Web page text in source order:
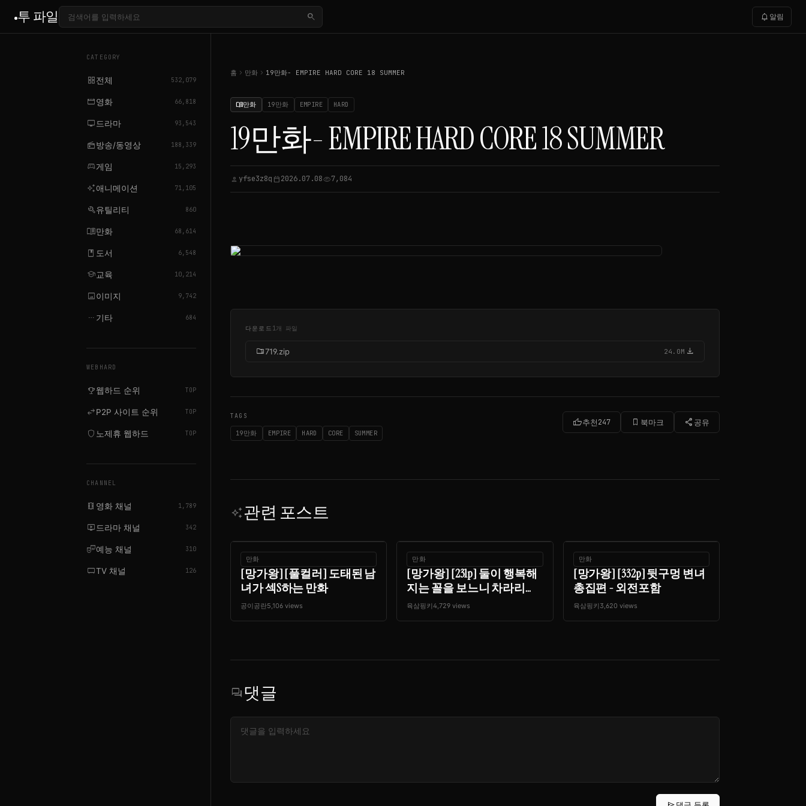
투 파일 search notifications 알림
CATEGORY
grid_view전체 532,079
movie영화 66,818
tv 드라마 93,543
radio방송/동영상 188,339
sports_esports게임 15,293
auto_awesome애니메이션 71,105
build유틸리티 860
menu_book만화 68,614
book 도서 6,548
school교육 10,214
image이미지 9,742
more_horiz 기타 684
WEBHARD
emoji_events웹하드 순위 TOP
swap_horizP2P 사이트 순위 TOP
shield 노제휴 웹하드 TOP
CHANNEL
local_movies 영화 채널 1,789
live_tv 드라마 채널 342
theater_comedy예능 채널 310
tv_genTV 채널 126
홈 chevron_right 만화 chevron_right 19만화- EMPIRE HARD CORE 18 SUMMER
menu_book만화 19만화 EMPIRE HARD
19만화- EMPIRE HARD CORE 18 SUMMER
person yfse3z8q calendar_today2026.07.08visibility7,084
다운로드 1개 파일
folder_zip719.zip 24.0M download
TAGS
19만화 EMPIRE HARD CORE SUMMER
thumb_up추천247 bookmark_border 북마크 share 공유
auto_awesome관련 포스트
만화
[망가왕] [풀컬러] 도태된 남
녀가 섹S하는 만화
공이공란5,106 views
만화
[망가왕] [231p] 둘이 행복해
지는 꼴을 보느니 차라리...
육삼핑키4,729 views
만화
[망가왕] [332p] 뒷구멍 변녀
총집편 - 외전포함
육삼핑키 3,620 views
forum댓글